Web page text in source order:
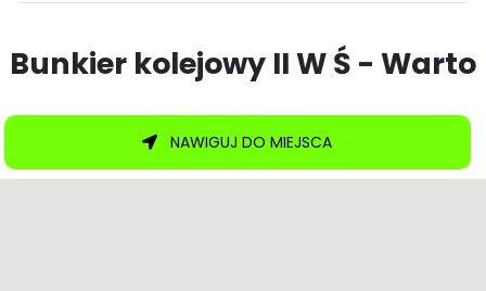
Bunkier kolejowy II W Ś - Warto
NAWIGUJ DO MIEJSCA